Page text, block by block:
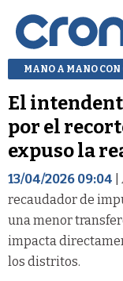
MANO A MANO CON
El
por el
expuso la
13/04/2026 09:04
recaudador de
una menor
impacta
los distritos.